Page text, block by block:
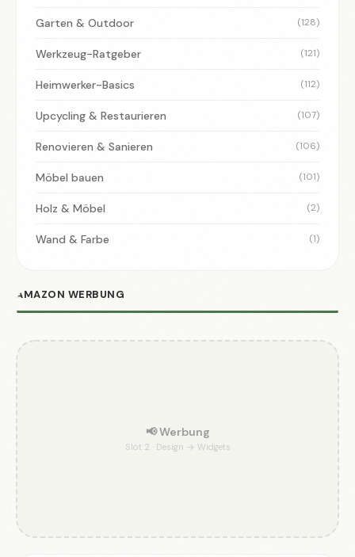
Garten & Outdoor (128)
Werkzeug-Ratgeber (121)
Heimwerker-Basics (112)
Upcycling & Restaurieren (107)
Renovieren & Sanieren (106)
Möbel bauen (101)
Holz & Möbel (2)
Wand & Farbe (1)
AMAZON WERBUNG
📢 Werbung
Slot 2 · Design → Widgets